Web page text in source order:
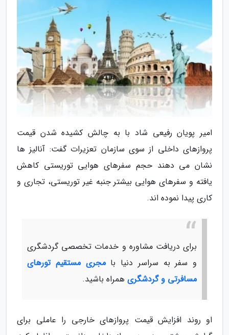
امیر پویان رفیعی شاد با به چالش کشیده شدن قیمت
پروازهای داخلی از سوی سازمان تعزیرات گفت: آنالیز ها
نشان می دهند حجم سفرهای هوایی توریستی کاهش
یافته و سفرهای هوایی بیشتر جنبه غیر توریستی، تجاری و
کاری پیدا نموده اند.
برای دریافت مشاوره و خدمات تخصصی گردشگری
و سفر به سراسر دنیا بامجری مستقیم تورهای
مسافرتی و گردشگری همراه باشید.
او روند افزایش قیمت پروازهای خارجی را عاملی برای